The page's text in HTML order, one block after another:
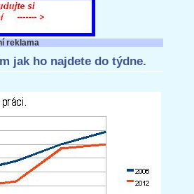
reklama
jak ho najdete do týdne.